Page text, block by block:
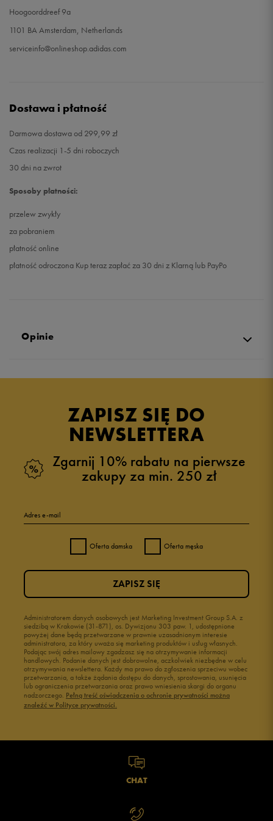
Hoogoorddreef 9a
1101 BA Amsterdam, Netherlands
serviceinfo@onlineshop.adidas.com
Dostawa i płatność
Darmowa dostawa od 299,99 zł
Czas realizacji 1-5 dni roboczych
30 dni na zwrot
Sposoby płatności:
przelew zwykły
za pobraniem
płatność online
płatność odroczona Kup teraz zapłać za 30 dni z Klarną lub PayPo
Opinie
ZAPISZ SIĘ DO
NEWSLETTERA
Zgarnij 10% rabatu na pierwsze
zakupy za min. 250 zł
Adres e-mail
Oferta damska Oferta męska
Administratorem danych osobowych jest Marketing Investment Group S.A. z
siedzibą w Krakowie (31-871), os. Dywizjonu 303 paw. 1, udostępnione
powyżej dane będą przetwarzane w prawnie uzasadnionym interesie
administratora, za który uważa się marketing produktów i usług własnych.
Podając swój adres mailowy zgadzasz się na otrzymywanie informacji
handlowych. Podanie danych jest dobrowolne, aczkolwiek niezbędne w celu
otrzymywania newslettera. Każdy ma prawo do zgłoszenia sprzeciwu wobec
przetwarzania, a także żądania dostępu do danych, sprostowania, usunięcia
lub ograniczenia przetwarzania oraz prawo wniesienia skargi do organu
nadzorczego. Pełną treść oświadczenia o ochronie prywatności można
znaleźć w Polityce prywatności.
ZAPISZ SIĘ
CHAT